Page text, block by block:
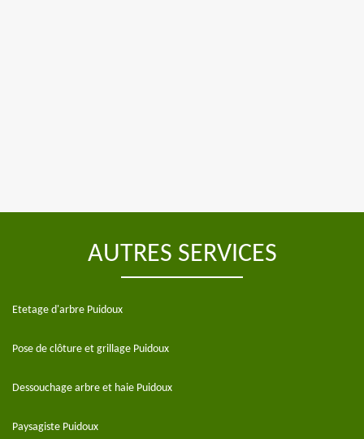
AUTRES SERVICES
Etetage d'arbre Puidoux
Pose de clôture et grillage Puidoux
Dessouchage arbre et haie Puidoux
Paysagiste Puidoux